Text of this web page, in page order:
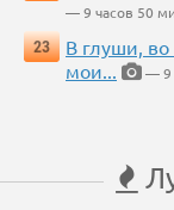
— 9 часов 50
23
В глуши, во
мои...
— 9